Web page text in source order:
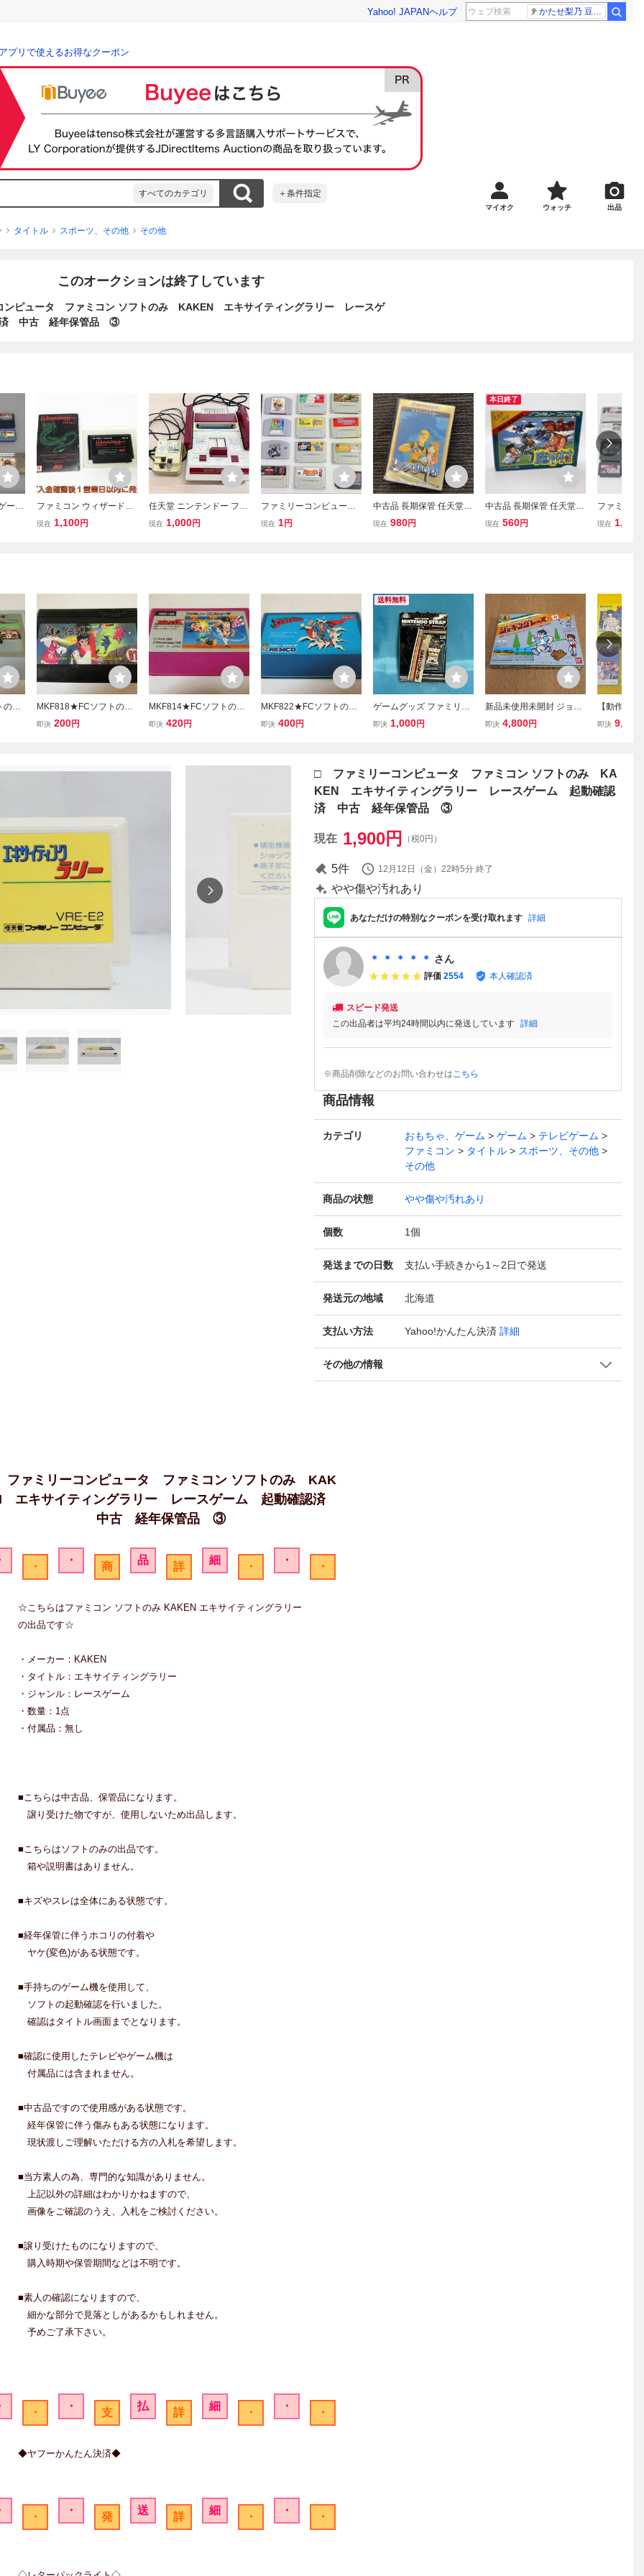
Yahoo! JAPANヘルプ かたせ梨乃 豆原一成
プリで使えるお得なクーポン
すべてのカテゴリ ＋条件指定
マイオク ウォッチ 出品
タイトル スポーツ、その他 その他
このオークションは終了しています
ピュータ ファミコン ソフトのみ KAKEN エキサイティングラリー レースゲ
済 中古 経年保管品 ③
ーム
ファミコン ウィザードリ
ィ ゲームソフト 箱付き F
現在 1,100円
任天堂 ニンテンドー ファ
ミリーコンピュータ ファ
現在 1,000円
ファミリーコンピュータ
ゲーム ファミコン カセッ
現在 1円
中古品 長期保管 任天堂
ファミリー コンピュータ
現在 980円
本日終了
中古品 長期保管 任天堂
ファミリー コンピュータ
現在 560円
ファミコン
ーファミコ
現在 1,400
のみ
MKF818★FCソフトのみ
影の伝説 起動確認済み ク
即決 200円
MKF814★FCソフトのみ
スパルタンＸ 起動確認済
即決 420円
MKF822★FCソフトのみ
スーパーマン SUPERMA
即決 400円
送料無料
ゲームグッズ ファミリー
コンピュータ Nitendo 携
即決 1,000円
新品未使用未開封 ジョギ
ングレース バンダイ レト
即決 4,800円
【動作確
ntendo フ
品 経年保
即決 9,000
□ ファミリーコンピュータ ファミコン ソフトのみ KA
KEN エキサイティングラリー レースゲーム 起動確認
済 中古 経年保管品 ③
現在 1,900円 （税0円）
5件 12月12日（金）22時5分 終了
やや傷や汚れあり
あなただけの特別なクーポンを受け取れます 詳細
＊ ＊ ＊ ＊ ＊ さん
評価 2554 本人確認済
スピード発送
この出品者は平均24時間以内に発送しています 詳細
※商品削除などのお問い合わせはこちら
商品情報
カテゴリ おもちゃ、ゲーム ゲーム
テレビゲーム
ファミコン
タイトル
スポーツ、その他
その他
商品の状態 やや傷や汚れあり
個数 1個
発送までの日数 支払い手続きから1～2日で発送
発送元の地域 北海道
支払い方法 Yahoo!かんたん決済 詳細
その他の情報